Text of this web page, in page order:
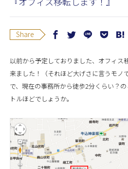
Share
以前から予定しておりました、オフィス
来ました！（それほど大げさに言うモノ
で、現在の事務所から徒歩2分くらい？
トルほどでしょうか。